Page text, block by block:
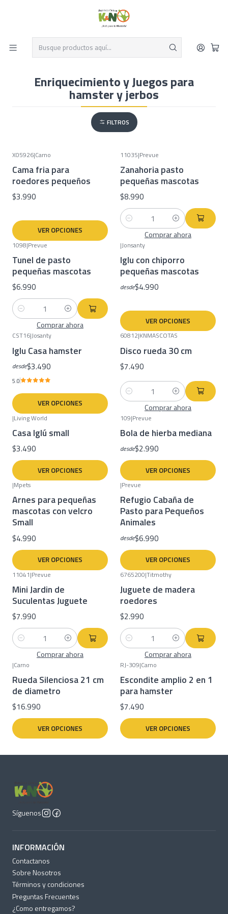
Despacho el mismo día y envío gratis por compras sobre $19.990
Leer más
Hamster y Jerbos
Enriquecimiento y Juegos para hamster y jerbos
Enriquecimiento y Juegos para
hamster y jerbos
FILTROS
X05926|Carno
Cama fria para
roedores pequeños
$3.990
VER OPCIONES
11035|Prevue
Zanahoria pasto
pequeñas mascotas
$8.990
Cantidad
Comprar ahora
1098|Prevue
Tunel de pasto
pequeñas mascotas
$6.990
Cantidad
Comprar ahora
|Jonsanty
Iglu con chiporro
pequeñas mascotas
desde$4.990
VER OPCIONES
CST16|Josanty
Iglu Casa hamster
desde$3.490
5.0
VER OPCIONES
60812|KNMASCOTAS
Disco rueda 30 cm
$7.490
Cantidad
Comprar ahora
|Living World
Casa Iglú small
$3.490
VER OPCIONES
109|Prevue
Bola de hierba mediana
desde$2.990
VER OPCIONES
|Mpets
Arnes para pequeñas
mascotas con velcro
Small
$4.990
VER OPCIONES
|Prevue
Refugio Cabaña de
Pasto para Pequeños
Animales
desde$6.990
VER OPCIONES
11041|Prevue
Mini Jardin de
Suculentas Juguete
$7.990
Cantidad
Comprar ahora
6765200|Titmothy
Juguete de madera
roedores
$2.990
Cantidad
Comprar ahora
|Carno
Rueda Silenciosa 21 cm
de diametro
$16.990
VER OPCIONES
RJ-309|Carno
Escondite amplio 2 en 1
para hamster
$7.490
VER OPCIONES
Síguenos
INFORMACIÓN
Contactanos
Sobre Nosotros
Términos y condiciones
Preguntas Frecuentes
¿Como entregamos?